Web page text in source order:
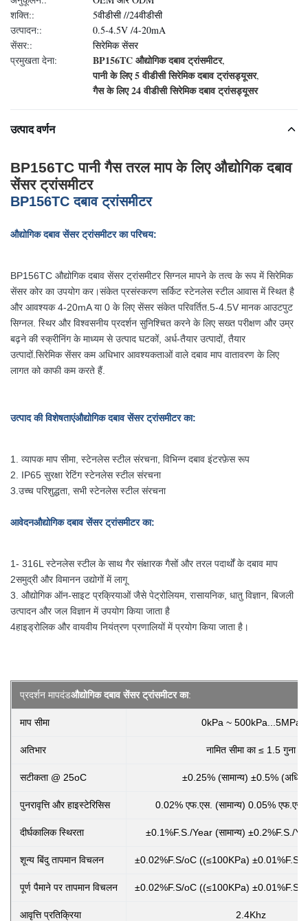
शक्ति::
5वीडीसी //24वीडीसी
उत्पादन::
0.5-4.5V /4-20mA
सेंसर::
सिरेमिक सेंसर
प्रमुखता देना:
BP156TC औद्योगिक दबाव ट्रांसमीटर,
पानी के लिए 5 वीडीसी सिरेमिक दबाव ट्रांसड्यूसर,
गैस के लिए 24 वीडीसी सिरेमिक दबाव ट्रांसड्यूसर
उत्पाद वर्णन
BP156TC पानी गैस तरल माप के लिए औद्योगिक दबाव
सेंसर ट्रांसमीटर
BP156TC दबाव ट्रांसमीटर
औद्योगिक दबाव सेंसर ट्रांसमीटर का परिचय:
BP156TC औद्योगिक दबाव सेंसर ट्रांसमीटर सिग्नल मापने के तत्व के रूप में सिरेमिक
सेंसर कोर का उपयोग कर।संकेत प्रसंस्करण सर्किट स्टेनलेस स्टील आवास में स्थित है
और आवश्यक 4-20mA या 0 के लिए सेंसर संकेत परिवर्तित.5-4.5V मानक आउटपुट
सिग्नल. स्थिर और विश्वसनीय प्रदर्शन सुनिश्चित करने के लिए सख्त परीक्षण और उम्र
बढ़ने की स्क्रीनिंग के माध्यम से उत्पाद घटकों, अर्ध-तैयार उत्पादों, तैयार
उत्पादों.सिरेमिक सेंसर कम अधिभार आवश्यकताओं वाले दबाव माप वातावरण के लिए
लागत को काफी कम करते हैं.
उत्पाद की विशेषताएंऔद्योगिक दबाव सेंसर ट्रांसमीटर का:
1. व्यापक माप सीमा, स्टेनलेस स्टील संरचना, विभिन्न दबाव इंटरफ़ेस रूप
2. IP65 सुरक्षा रेटिंग स्टेनलेस स्टील संरचना
3. उच्च परिशुद्धता, सभी स्टेनलेस स्टील संरचना
आवेदनऔद्योगिक दबाव सेंसर ट्रांसमीटर का:
1- 316L स्टेनलेस स्टील के साथ गैर संक्षारक गैसों और तरल पदार्थों के दबाव माप
2समुद्री और विमानन उद्योगों में लागू
3. औद्योगिक ऑन-साइट प्रक्रियाओं जैसे पेट्रोलियम, रासायनिक, धातु विज्ञान, बिजली
उत्पादन और जल विज्ञान में उपयोग किया जाता है
4हाइड्रोलिक और वायवीय नियंत्रण प्रणालियों में प्रयोग किया जाता है।
प्रदर्शन मापदंडऔद्योगिक दबाव सेंसर ट्रांसमीटर का:
माप सीमा 0kPa ~ 500kPa...5MPa
अतिभार नामित सीमा का ≤ 1.5 गुना
सटीकता @ 25oC ±0.25% (सामान्य) ±0.5%
पुनरावृत्ति और हाइस्टेरिसिस 0.02% एफ.एस. (सामान्य) 0.05%
दीर्घकालिक स्थिरता ±0.1%F.S./Year (सामान्य) ±0.2%F.S./
शून्य बिंदु तापमान विचलन ±0.02%F.S/oC ((≤100KPa) ±0.01%F.S/
पूर्ण पैमाने पर तापमान विचलन ±0.02%F.S/oC ((≤100KPa) ±0.01%F.S/
आवृत्ति प्रतिक्रिया 2.4Khz